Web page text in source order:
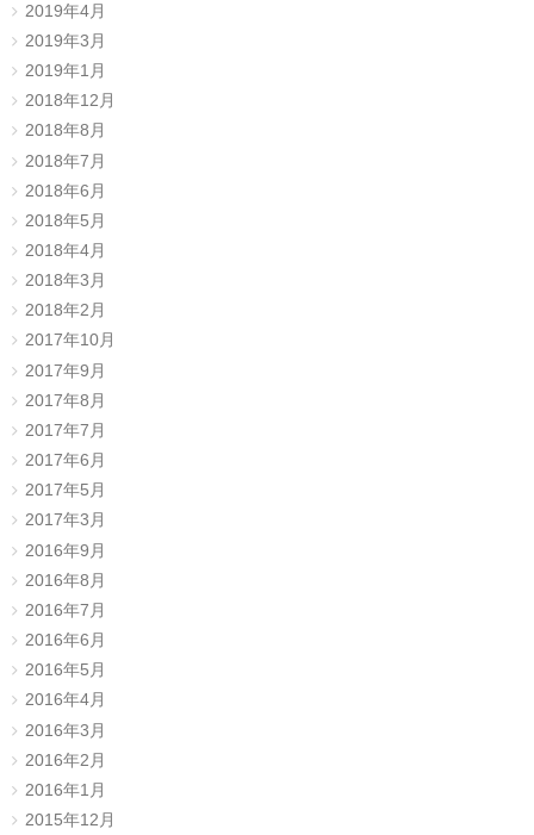
2019年4月
2019年3月
2019年1月
2018年12月
2018年8月
2018年7月
2018年6月
2018年5月
2018年4月
2018年3月
2018年2月
2017年10月
2017年9月
2017年8月
2017年7月
2017年6月
2017年5月
2017年3月
2016年9月
2016年8月
2016年7月
2016年6月
2016年5月
2016年4月
2016年3月
2016年2月
2016年1月
2015年12月